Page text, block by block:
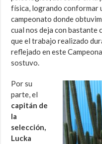
física, logrando conformar
campeonato donde
cual nos deja con bastante
que el trabajo realizado
reflejado en este
sostuvo.
Por su
parte, el
capitán de
la
selección,
Lucka